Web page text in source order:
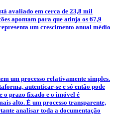
avaliado em cerca de 23,8 mil
apontam para que atinja os 67,9
um crescimento anual médio
um processo relativamente simples.
autenticar-se e só então pode
o prazo fixado e o imóvel é
alto. É um processo transparente,
analisar toda a documentação